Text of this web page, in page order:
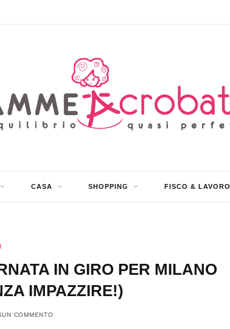
CASA SHOPPING FISCO & LAVORO
IN GIRO PER MILANO
IMPAZZIRE!)
COMMENTO